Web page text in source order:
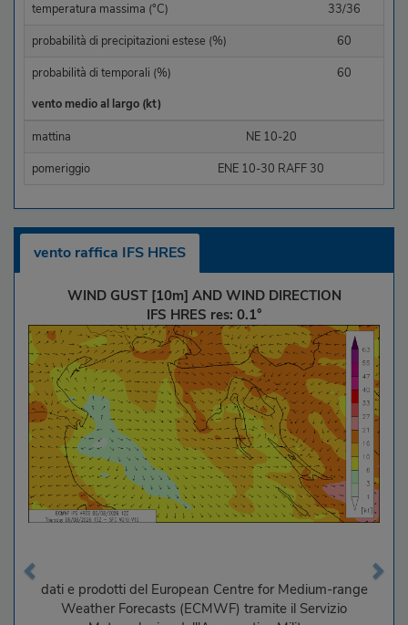
temperatura massima (°C)
33/36
probabilità di precipitazioni estese (%)
60
probabilità di temporali (%)
60
vento medio al largo (kt)
mattina
NE 10-20
pomeriggio
ENE 10-30 RAFF 30
vento raffica IFS HRES
WIND GUST [10m] AND WIND DIRECTION
IFS HRES res: 0.1°
dati e prodotti del European Centre for Medium-range
Weather Forecasts (ECMWF) tramite il Servizio